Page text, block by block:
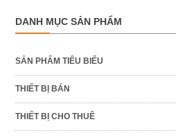
DANH MỤC SẢN PHẨM
SẢN PHẨM TIÊU BIỂU
THIẾT BỊ BÁN
THIẾT BỊ CHO THUÊ